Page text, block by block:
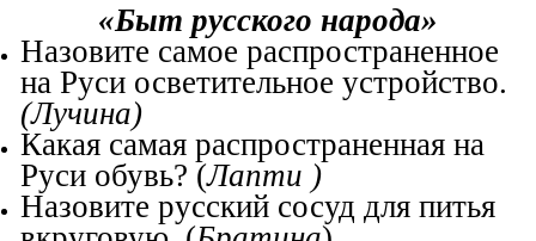
«Быт русского народа»
Назовите самое распространенное
на Руси осветительное устройство.
(Лучина)
Какая самая распространенная на
Руси обувь? (Лапти )
Назовите русский сосуд для питья